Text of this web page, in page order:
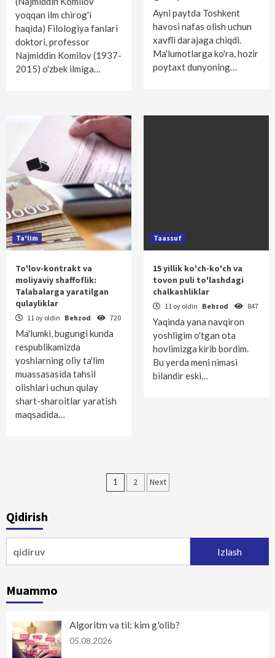
yoqqan ilm chirog'i
haqida) Filologiya fanlari
doktori, professor
Najmiddin Komilov (1937-
2015) o'zbek ilmiga…
Ayni paytda Toshkent
havosi nafas olish uchun
xavfli darajaga chiqdi.
Ma'lumotlarga ko'ra, hozir
poytaxt dunyoning…
Ta'lim
To'lov-kontrakt va
moliyaviy shaffoflik:
Talabalarga yaratilgan
qulayliklar
11 oy oldin Behzod 720
Ma'lumki, bugungi kunda
respublikamizda
yoshlarning oliy ta'lim
muassasasida tahsil
olishlari uchun qulay
shart-sharoitlar yaratish
maqsadida…
Taassuf
15 yillik ko'ch-ko'ch va
tovon puli to'lashdagi
chalkashliklar
11 oy oldin Behzod 847
Yaqinda yana navqiron
yoshligim o'tgan ota
hovlimizga kirib bordim.
Bu yerda meni nimasi
bilandir eski…
Maqolalar
1 2 Next
Qidirish
Muammo
Algoritm va til: kim g'olib?
05.08.2026